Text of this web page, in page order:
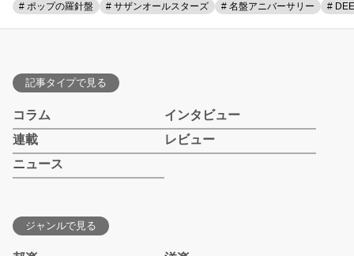
# ポップの羅針盤 # サザンオールスターズ # 名盤アニバーサリー #
記事タイプで見る
コラム
インタビュー
連載
レビュー
ニュース
ジャンルで見る